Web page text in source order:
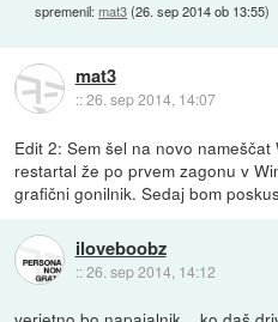
spremenil:mat3(26. sep 2014 ob 13:55)
mat3
::26. sep 2014, 14:07
Edit 2: Sem šel na novo
restartal že po prvem zagonu v
grafični gonilnik. Sedaj bom
iloveboobz
::26. sep 2014, 14:12